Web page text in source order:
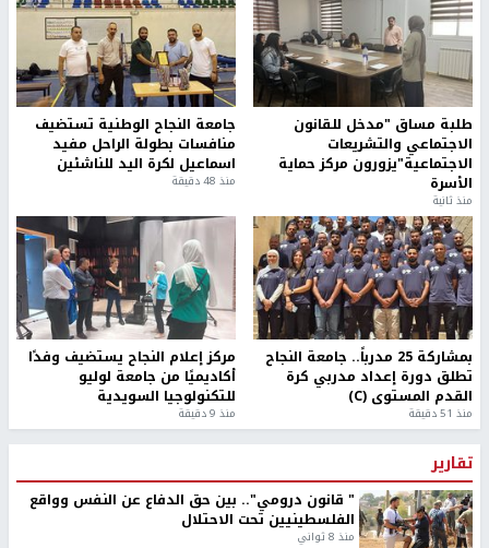
طلبة مساق "مدخل للقانون
الاجتماعي والتشريعات
الاجتماعية"يزورون مركز حماية
الأسرة
منذ ثانية
جامعة النجاح الوطنية تستضيف
منافسات بطولة الراحل مفيد
اسماعيل لكرة اليد للناشئين
منذ 48 دقيقة
بمشاركة 25 مدرباً.. جامعة النجاح
تطلق دورة إعداد مدربي كرة
القدم المستوى (C)
منذ 51 دقيقة
مركز إعلام النجاح يستضيف وفدًا
أكاديميًا من جامعة لوليو
للتكنولوجيا السويدية
منذ 9 دقيقة
تقارير
" قانون درومي".. بين حق الدفاع عن النفس وواقع
الفلسطينيين تحت الاحتلال
منذ 8 ثواني